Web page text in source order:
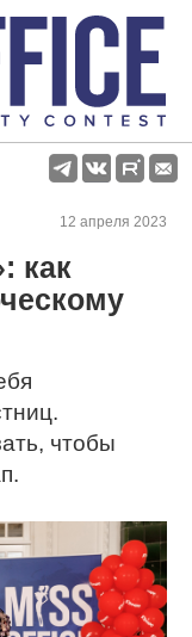
12 апреля 2023
как
чтобы